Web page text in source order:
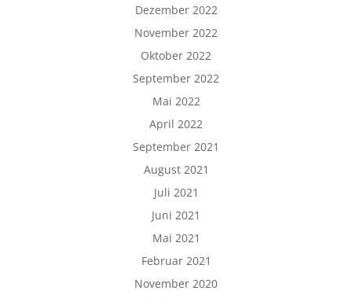
Dezember 2022
November 2022
Oktober 2022
September 2022
Mai 2022
April 2022
September 2021
August 2021
Juli 2021
Juni 2021
Mai 2021
Februar 2021
November 2020